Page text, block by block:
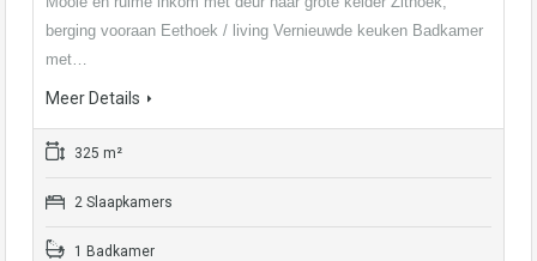
berging vooraan Eethoek / living Vernieuwde keuken Badkamer
met…
Meer Details
325 m²
2 Slaapkamers
1 Badkamer